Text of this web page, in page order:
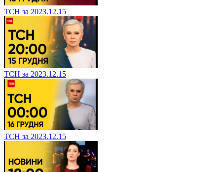
ТСН за 2023.12.15
ТСН за 2023.12.15
ТСН за 2023.12.15